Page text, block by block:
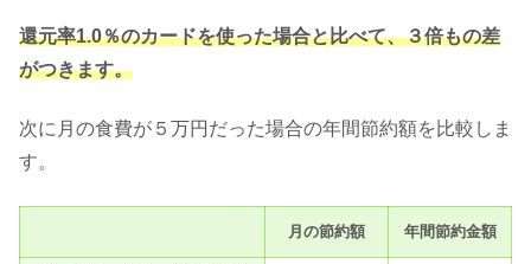
還元率1.0％のカードを使った場合と比べて、３倍もの差
がつきます。
次に月の食費が５万円だった場合の年間節約額を比較しま
す。
月の節約額 年間節約金額